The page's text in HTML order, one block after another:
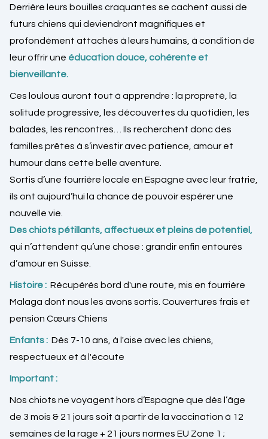
Derrière leurs bouilles craquantes se cachent aussi de
futurs chiens qui deviendront magnifiques et
profondément attachés à leurs humains, à condition de
leur offrir une éducation douce, cohérente et
bienveillante.
Ces loulous auront tout à apprendre : la propreté, la
solitude progressive, les découvertes du quotidien, les
balades, les rencontres… Ils recherchent donc des
familles prêtes à s’investir avec patience, amour et
humour dans cette belle aventure.
Sortis d’une fourrière locale en Espagne avec leur fratrie,
ils ont aujourd’hui la chance de pouvoir espérer une
nouvelle vie.
Des chiots pétillants, affectueux et pleins de potentiel,
qui n’attendent qu’une chose : grandir enfin entourés
d’amour en Suisse.
Histoire : Récupérés bord d'une route, mis en fourrière
Malaga dont nous les avons sortis. Couvertures frais et
pension Cœurs Chiens
Enfants : Dès 7-10 ans, à l'aise avec les chiens,
respectueux et à l'écoute
Important :
Nos chiots ne voyagent hors d’Espagne que dès l’âge
de 3 mois & 21 jours soit à partir de la vaccination à 12
semaines de la rage + 21 jours normes EU Zone 1 ;